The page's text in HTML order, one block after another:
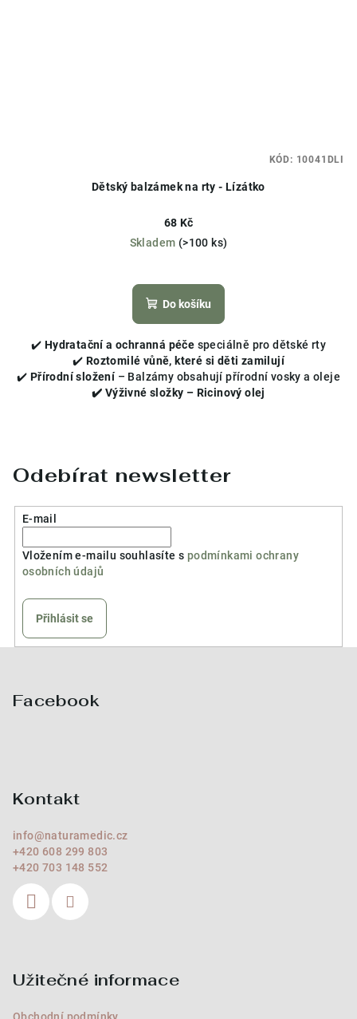
Dětský balzámek na rty - Lízátko
68 Kč
Skladem (>100 ks)
hodnocení
produktu
z
5
hvězdiček.
Do košíku
✔️ Hydratační a ochranná péče speciálně pro dětské rty
✔️ Roztomilé vůně, které si děti zamilují
✔️ Přírodní složení– Balzámy obsahují přírodní vosky a oleje
✔️ Výživné složky – Ricinový olej
KÓD: 10041DLI
Odebírat newsletter
E-mail
Vložením e-mailu souhlasíte s podmínkami ochrany
osobních údajů
Přihlásit se
Facebook
Kontakt
info@naturamedic.cz
+420 608 299 803
+420 703 148 552
Užitečné informace